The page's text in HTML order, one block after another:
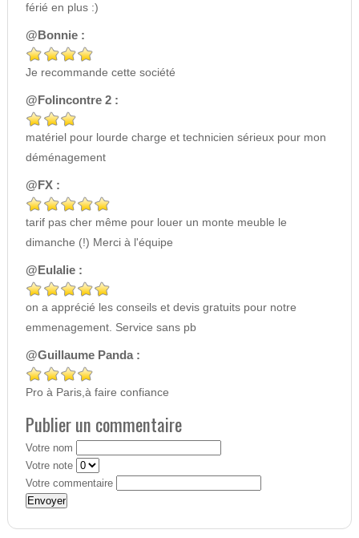
férié en plus :)
@Bonnie :
Je recommande cette société
@Folincontre 2 :
matériel pour lourde charge et technicien sérieux pour mon
déménagement
@FX :
tarif pas cher même pour louer un monte meuble le
dimanche (!) Merci à l'équipe
@Eulalie :
on a apprécié les conseils et devis gratuits pour notre
emmenagement. Service sans pb
@Guillaume Panda :
Pro à Paris,à faire confiance
Publier un commentaire
Votre nom
Votre note
Votre commentaire